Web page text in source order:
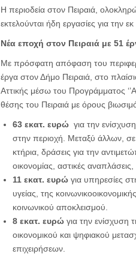
Η περιοδεία στον Πειραιά,
εκτελούνται ήδη εργασίες για
Νέα εποχή στον Πειραιά με 51
Με πρόσφατη απόφαση του
έργα στον Δήμο Πειραιά, στο
Αττικής μέσω του Προγράμματος
θέσης του Πειραιά με όρους
63 εκατ. ευρώγια την ενίσχυση
στην περιοχή. Μεταξύ άλλων, σε
κτήρια, δράσεις για την
οικονομίας, αστικές
11 εκατ. ευρώγια υπηρεσίες
υγείας, της
κοινωνικού αποκλεισμού.
8 εκατ. ευρώγια την ενίσχυση
οικονομικού και ψηφιακού
επιχειρήσεων.